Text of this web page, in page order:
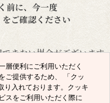
前に、今一度
をご確認ください
きない場合がございます
い合わせ
層便利にご利用いただく
ご提供するため、 「クッ
り入れております。クッキ
スをご利用いただく際に